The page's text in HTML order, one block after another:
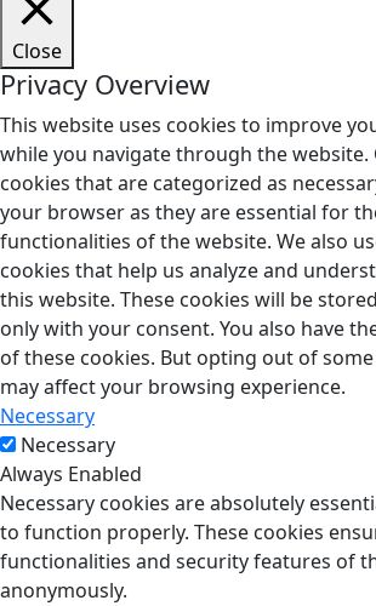
Close
Privacy Overview
This website uses cookies to improve
while you navigate through the website.
cookies that are categorized as
your browser as they are essential for
functionalities of the website. We also
cookies that help us analyze and
this website. These cookies will be
only with your consent. You also have
of these cookies. But opting out of
may affect your browsing experience.
Necessary
Necessary
Always Enabled
Necessary cookies are absolutely
to function properly. These cookies
functionalities and security features of
anonymously.